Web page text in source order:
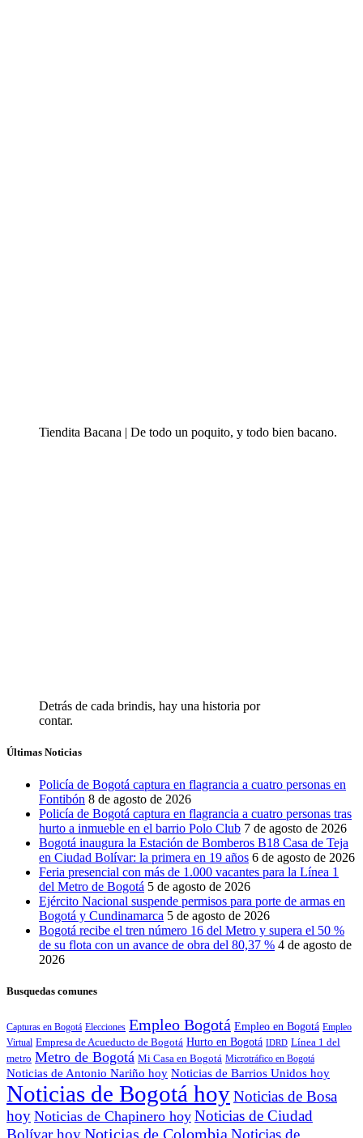
Tiendita Bacana | De todo un poquito, y todo bien bacano.
Detrás de cada brindis, hay una historia por
contar.
Últimas Noticias
Policía de Bogotá captura en flagrancia a cuatro personas en
Fontibón 8 de agosto de 2026
Policía de Bogotá captura en flagrancia a cuatro personas tras
hurto a inmueble en el barrio Polo Club 7 de agosto de 2026
Bogotá inaugura la Estación de Bomberos B18 Casa de Teja
en Ciudad Bolívar: la primera en 19 años 6 de agosto de 2026
Feria presencial con más de 1.000 vacantes para la Línea 1
del Metro de Bogotá 5 de agosto de 2026
Ejército Nacional suspende permisos para porte de armas en
Bogotá y Cundinamarca 5 de agosto de 2026
Bogotá recibe el tren número 16 del Metro y supera el 50 %
de su flota con un avance de obra del 80,37 % 4 de agosto de
2026
Busquedas comunes
Capturas en Bogotá Elecciones Empleo Bogotá Empleo en Bogotá Empleo
Virtual Empresa de Acueducto de Bogotá Hurto en Bogotá IDRD Línea 1 del
metro Metro de Bogotá Mi Casa en Bogotá Microtráfico en Bogotá
Noticias de Antonio Nariño hoy Noticias de Barrios Unidos hoy
Noticias de Bogotá hoyNoticias de Bosa
hoy Noticias de Chapinero hoy Noticias de Ciudad
Bolívar hoyNoticias de Colombia Noticias de